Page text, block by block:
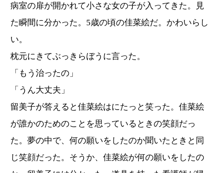
病室の扉が開かれて小さな女の子が入ってきた。見
た瞬間に分かった。5歳の頃の佳菜絵だ。かわいらし
い。
枕元にきてぶっきらぼうに言った。
「もう治ったの」
「うん大丈夫」
留美子が答えると佳菜絵はにたっと笑った。佳菜絵
が誰かのためのことを思っているときの笑顔だっ
た。夢の中で、何の願いをしたのか聞いたときと同
じ笑顔だった。そうか、佳菜絵が何の願いをしたの